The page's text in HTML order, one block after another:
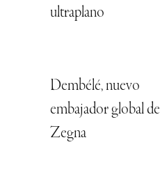
ultraplano
Dembélé, nuevo
embajador global de
Zegna